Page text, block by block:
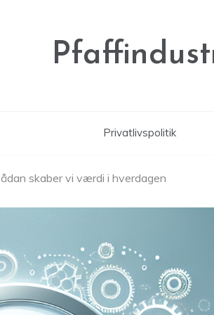
Privatlivspolitik
skaber vi værdi i hverdagen